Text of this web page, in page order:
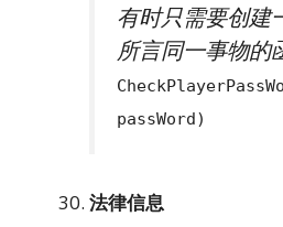
有时只需要创建
所言同一事物的
passWord)
法律信息